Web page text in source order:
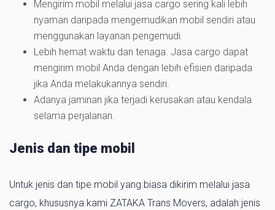
Mengirim mobil melalui jasa cargo sering kali lebih
nyaman daripada mengemudikan mobil sendiri atau
menggunakan layanan pengemudi.
Lebih hemat waktu dan tenaga. Jasa cargo dapat
mengirim mobil Anda dengan lebih efisien daripada
jika Anda melakukannya sendiri.
Adanya jaminan jika terjadi kerusakan atau kendala
selama perjalanan.
Jenis dan tipe mobil
Untuk jenis dan tipe mobil yang biasa dikirim melalui jasa
cargo, khususnya kami ZATAKA Trans Movers, adalah jenis